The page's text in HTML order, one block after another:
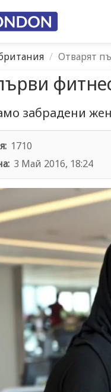
Отварят
забрадени
1710
3 Май 2016, 18:24